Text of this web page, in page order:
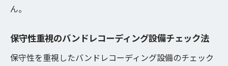
ん。
保守性重視のバンドレコーディング設備チェック法
保守性を重視したバンドレコーディング設備のチェック